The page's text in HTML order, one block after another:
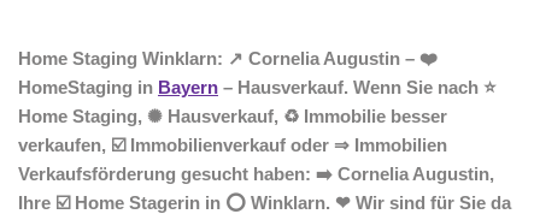
Home Staging Winklarn: ↗️ Cornelia Augustin – ❤️
HomeStaging in Bayern – Hausverkauf. Wenn Sie nach ⭐
Home Staging, ✺ Hausverkauf, ♻ Immobilie besser
verkaufen, ☑️ Immobilienverkauf oder ⇒ Immobilien
Verkaufsförderung gesucht haben: ➡️ Cornelia Augustin,
Ihre ☑️ Home Stagerin in ⭕ Winklarn. ❤ Wir sind für Sie da